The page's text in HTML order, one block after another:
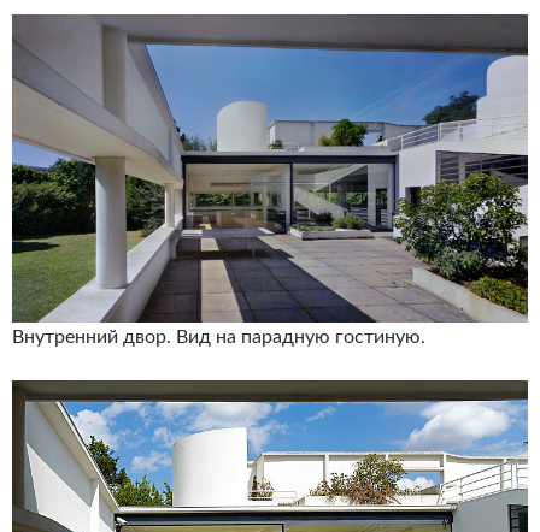
Внутренний двор. Вид на парадную гостиную.